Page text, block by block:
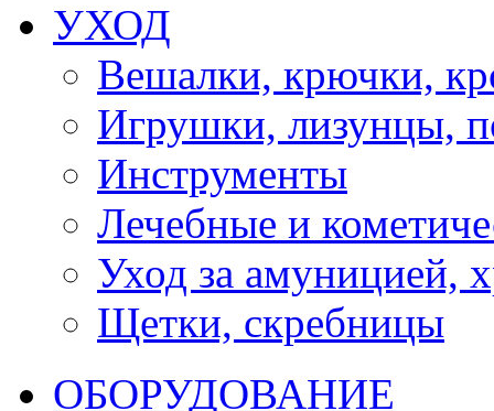
УХОД
Вешалки, крючки,
Игрушки, лизунцы,
Инструменты
Лечебные и
Уход за амуницией,
Щетки, скребницы
ОБОРУДОВАНИЕ